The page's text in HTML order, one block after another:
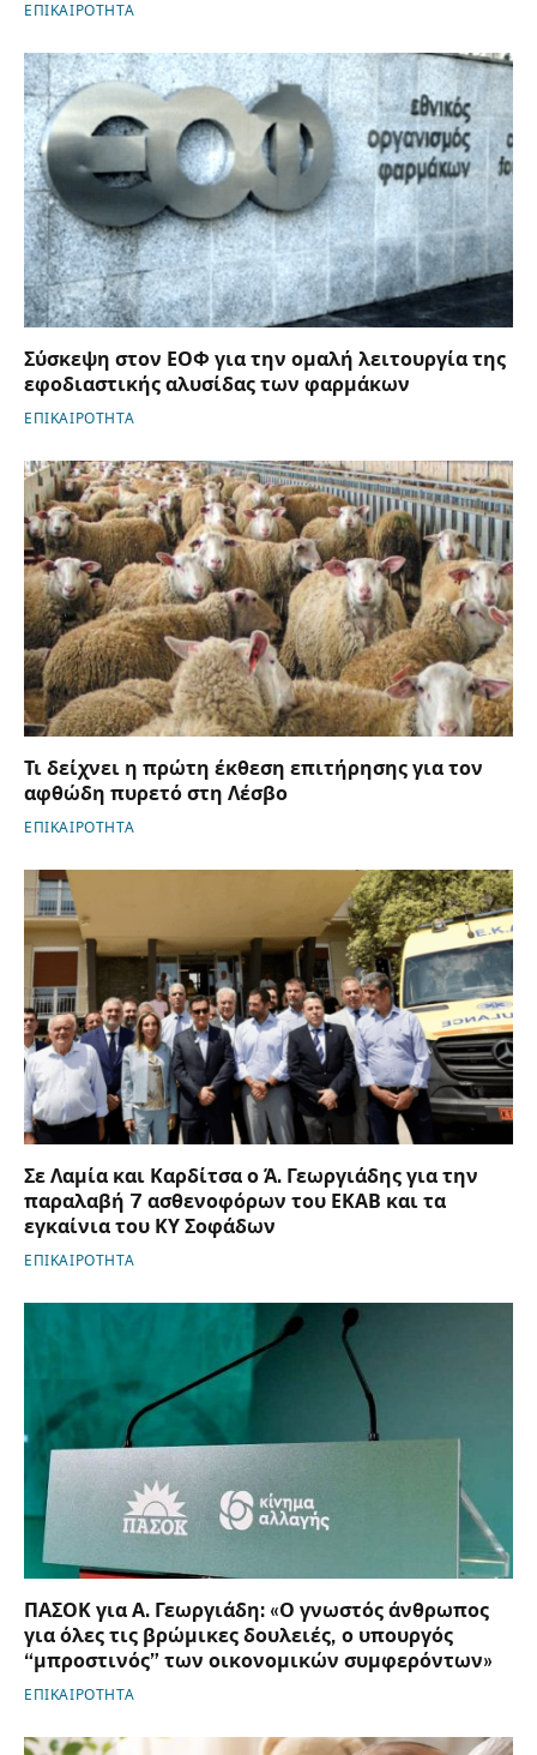
ΕΠΙΚΑΙΡΟΤΗΤΑ
Σύσκεψη στον ΕΟΦ για την ομαλή λειτουργία της
εφοδιαστικής αλυσίδας των φαρμάκων
ΕΠΙΚΑΙΡΟΤΗΤΑ
Τι δείχνει η πρώτη έκθεση επιτήρησης για τον
αφθώδη πυρετό στη Λέσβο
ΕΠΙΚΑΙΡΟΤΗΤΑ
Σε Λαμία και Καρδίτσα ο Ά. Γεωργιάδης για την
παραλαβή 7 ασθενοφόρων του ΕΚΑΒ και τα
εγκαίνια του ΚΥ Σοφάδων
ΕΠΙΚΑΙΡΟΤΗΤΑ
ΠΑΣΟΚ για Α. Γεωργιάδη: «Ο γνωστός άνθρωπος
για όλες τις βρώμικες δουλειές, ο υπουργός
“μπροστινός” των οικονομικών συμφερόντων»
ΕΠΙΚΑΙΡΟΤΗΤΑ